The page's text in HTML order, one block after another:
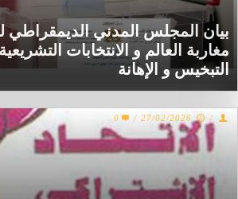
بيان المجلس المدني الديمقراطي
مغاربة العالم و الانتخابات
التبخيس و الإهانة
/
27/02/2026
/
0